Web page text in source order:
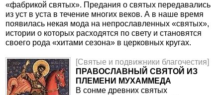
«фабрикой святых». Предания о святых передавались
из уст в уста в течение многих веков. А в наше время
появилась некая мода на непрославленных «святых»,
истории о которых расходятся по свету и становятся
своего рода «хитами сезона» в церковных кругах.
[Святые и подвижники благочестия]
ПРАВОСЛАВНЫЙ СВЯТОЙ ИЗ
ПЛЕМЕНИ МУХАММЕДА
В сонме древних святых